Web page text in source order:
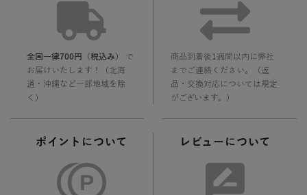
全国一律700円（税込み）
で
お届けいたします！（北海
道・沖縄など一部地域を除
く）
商品到着後1週間以内に弊社
までご連絡ください。（返
品・交換対応については規定
がございます。）
ポイントについて レビューについて